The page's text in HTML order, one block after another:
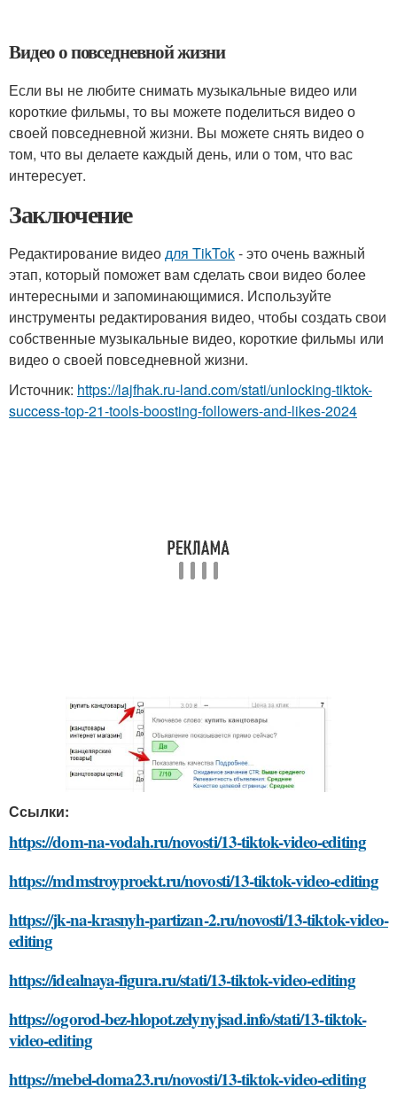
Видео о повседневной жизни
Если вы не любите снимать музыкальные видео или
короткие фильмы, то вы можете поделиться видео о
своей повседневной жизни. Вы можете снять видео о
том, что вы делаете каждый день, или о том, что вас
интересует.
Заключение
Редактирование видеодля TikTok- это очень важный
этап, который поможет вам сделать свои видео более
интересными и запоминающимися. Используйте
инструменты редактирования видео, чтобы создать свои
собственные музыкальные видео, короткие фильмы или
видео о своей повседневной жизни.
Источник: https://lajfhak.ru-land.com/stati/unlocking-tiktok-
success-top-21-tools-boosting-followers-and-likes-2024
Ссылки:
https://dom-na-vodah.ru/novosti/13-tiktok-video-editing
https://mdmstroyproekt.ru/novosti/13-tiktok-video-editing
https://jk-na-krasnyh-partizan-2.ru/novosti/13-tiktok-video-
editing
https://idealnaya-figura.ru/stati/13-tiktok-video-editing
https://ogorod-bez-hlopot.zelynyjsad.info/stati/13-tiktok-
video-editing
https://mebel-doma23.ru/novosti/13-tiktok-video-editing